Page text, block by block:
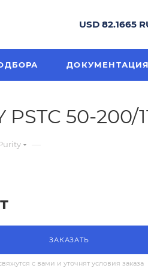
USD 82.1665
ДОКУМЕНТАЦИЯ
50-200/
—
ЗАКАЗАТЬ
с вами и уточнят условия заказа